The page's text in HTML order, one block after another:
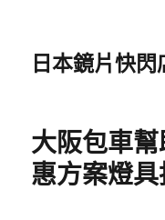
日本鏡片快閃
大阪包車
惠方案燈